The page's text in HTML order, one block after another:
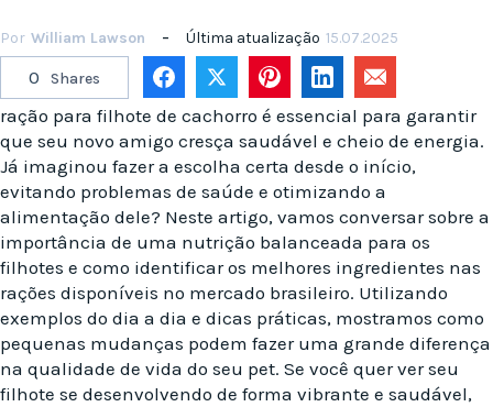
Por William Lawson Última atualização 15.07.2025
0 Shares
ração para filhote de cachorro é essencial para garantir
que seu novo amigo cresça saudável e cheio de energia.
Já imaginou fazer a escolha certa desde o início,
evitando problemas de saúde e otimizando a
alimentação dele? Neste artigo, vamos conversar sobre a
importância de uma nutrição balanceada para os
filhotes e como identificar os melhores ingredientes nas
rações disponíveis no mercado brasileiro. Utilizando
exemplos do dia a dia e dicas práticas, mostramos como
pequenas mudanças podem fazer uma grande diferença
na qualidade de vida do seu pet. Se você quer ver seu
filhote se desenvolvendo de forma vibrante e saudável,